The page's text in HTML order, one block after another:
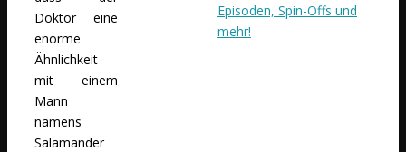
Doktor eine
enorme
Ähnlichkeit
mit einem
Mann
namens
Salamander
Episoden, Spin-Offs und
mehr!